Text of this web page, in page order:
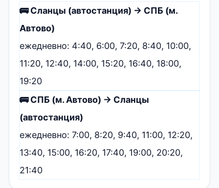
🚌 Сланцы (автостанция) → СПБ (м.
Автово)
ежедневно: 4:40, 6:00, 7:20, 8:40, 10:00,
11:20, 12:40, 14:00, 15:20, 16:40, 18:00,
19:20
🚌 СПБ (м. Автово) → Сланцы
(автостанция)
ежедневно: 7:00, 8:20, 9:40, 11:00, 12:20,
13:40, 15:00, 16:20, 17:40, 19:00, 20:20,
21:40